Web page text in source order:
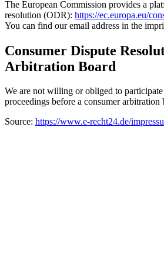
The European Commission provides a
resolution (ODR): https://ec.europa.eu/
You can find our email address in the
Consumer Dispute
Arbitration Board
We are not willing or obliged to
proceedings before a consumer arbitration
Source: https://www.e-recht24.de/